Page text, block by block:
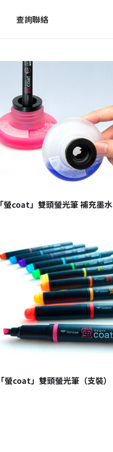
查詢聯絡
「螢coat」雙頭螢光筆 補充墨水
「螢coat」雙頭螢光筆（支裝）